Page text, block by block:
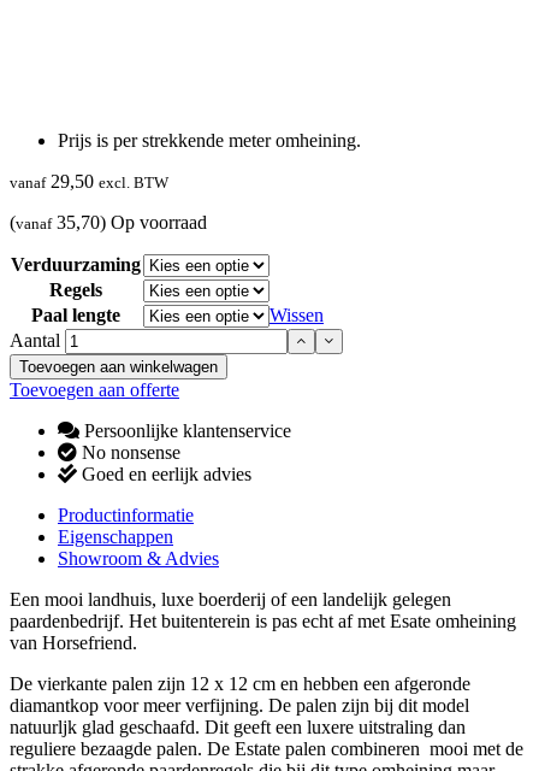
Prijs is per strekkende meter omheining.
vanaf29,50 excl. BTW
(vanaf35,70) Op voorraad
Verduurzaming
Regels
Paal lengte
Wissen
Aantal
Toevoegen aan winkelwagen
Toevoegen aan offerte
Persoonlijke klantenservice
No nonsense
Goed en eerlijk advies
Productinformatie
Eigenschappen
Showroom & Advies
Een mooi landhuis, luxe boerderij of een landelijk gelegen
paardenbedrijf. Het buitenterein is pas echt af met Esate omheining
van Horsefriend.
De vierkante palen zijn 12 x 12 cm en hebben een afgeronde
diamantkop voor meer verfijning. De palen zijn bij dit model
natuurljk glad geschaafd. Dit geeft een luxere uitstraling dan
reguliere bezaagde palen. De Estate palen combineren mooi met de